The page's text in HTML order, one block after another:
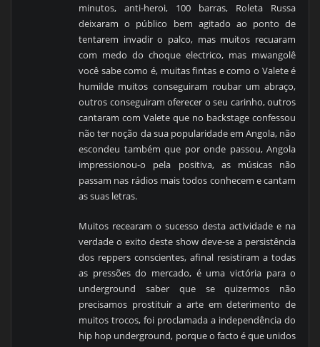
minutos, anti-heroi, 100 barras, Roleta Russa
deixaram o público bem agitado ao ponto de
tentarem invadir o palco, mas muitos recuaram
com medo do choque electrico, mas mwangolê
você sabe como é, muitas fintas e como o Valete é
humilde muitos conseguiram roubar um abraço,
outros conseguiram oferecer o seu carinho, outros
cantaram com Valete que no backstage confessou
não ter noção da sua popularidade em Angola, não
escondeu também que por onde passou, Angola
impressionou-o pela positiva, as músicas não
passam nas rádios mais todos conhecem e cantam
as suas letras.
Muitos recearam o sucesso desta actividade e na
verdade o exito deste show deve-se a persistência
dos reppers conscientes, afinal resistiram a todas
as pressões do mercado, é uma victória para o
underground saber que se quizermos não
precisamos prostituir a arte em deterimento de
muitos trocos, foi proclamada a independência do
hip hop underground, porque o facto é que unidos